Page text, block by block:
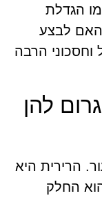
הגדלת
האם לבצע
וחסכוני הרבה
להן
הרירית היא
החלק